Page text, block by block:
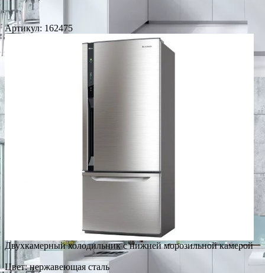
Артикул: 162475
Двухкамерный холодильник с нижней морозильной камерой
Цвет: нержавеющая сталь